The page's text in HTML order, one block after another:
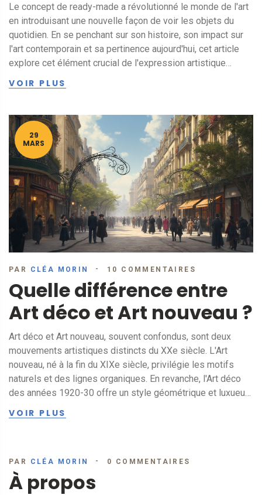
Le concept de ready-made a révolutionné le monde de l'art
en introduisant une nouvelle façon de voir les objets du
quotidien. En se penchant sur son histoire, son impact sur
l'art contemporain et sa pertinence aujourd'hui, cet article
explore cet élément crucial de l'expression artistique
normes et inspiré une génération d'artistes.
VOIR PLUS
29
MARS
PAR CLÉA MORIN 10 COMMENTAIRES
Quelle différence entre
Art déco et Art nouveau ?
Art déco et Art nouveau, souvent confondus, sont deux
mouvements artistiques distincts du XXe siècle. L'Art
nouveau, né à la fin du XIXe siècle, privilégie les motifs
naturels et des lignes organiques. En revanche, l'Art déco
des années 1920-30 offre un style géométrique et luxueux.
l'architecture et le design de l'époque.
VOIR PLUS
29
PAR CLÉA MORIN 0 COMMENTAIRES
À propos